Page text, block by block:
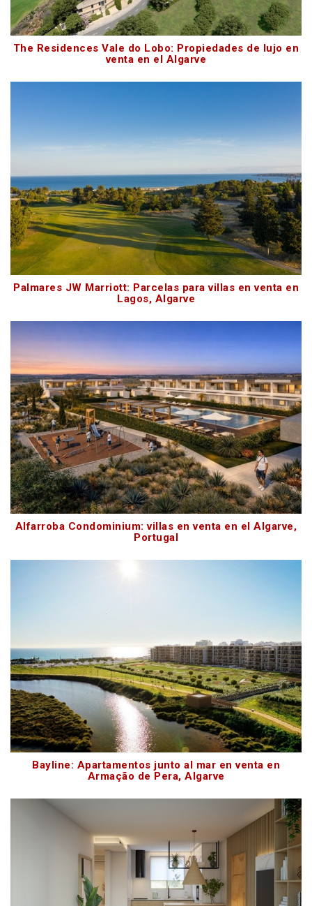
The Residences Vale do Lobo: Propiedades de lujo en
venta en el Algarve
Palmares JW Marriott: Parcelas para villas en venta en
Lagos, Algarve
Alfarroba Condominium: villas en venta en el Algarve,
Portugal
Bayline: Apartamentos junto al mar en venta en
Armação de Pera, Algarve